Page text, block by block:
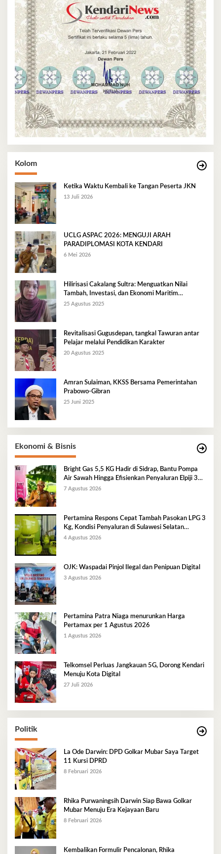
Kolom
Ketika Waktu Kembali ke Tangan Peserta JKN
13 Juli 2026
UCLG ASPAC 2026: MENGUJI ARAH
PARADIPLOMASI KOTA KENDARI
6 Mei 2026
Hilirisasi Cakalang Sultra: Menguatkan Nilai
Tambah, Investasi, dan Ekonomi Maritim
Berkelanjutan
25 Agustus 2025
Revitalisasi Gugusdepan, tangkal Tawuran antar
Pelajar melalui Pendidikan Karakter
20 Agustus 2025
Amran Sulaiman, KKSS Bersama Pemerintahan
Prabowo-Gibran
25 Juni 2025
Ekonomi & Bisnis
Bright Gas 5,5 KG Hadir di Sidrap, Bantu Pompa
Air Sawah Hingga Efisienkan Penyaluran Elpiji 3
Kg
7 Agustus 2026
Pertamina Respons Cepat Tambah Pasokan LPG 3
Kg, Kondisi Penyaluran di Sulawesi Selatan
Berlangsung Kondusif
4 Agustus 2026
OJK: Waspadai Pinjol Ilegal dan Penipuan Digital
3 Agustus 2026
Pertamina Patra Niaga menurunkan Harga
Pertamax per 1 Agustus 2026
1 Agustus 2026
Telkomsel Perluas Jangkauan 5G, Dorong Kendari
Menuju Kota Digital
27 Juli 2026
Politik
La Ode Darwin: DPD Golkar Mubar Saya Target
11 Kursi DPRD
8 Februari 2026
Rhika Purwaningsih Darwin Siap Bawa Golkar
Mubar Menuju Era Kejayaan Baru
8 Februari 2026
Kembalikan Formulir Pencalonan, Rhika